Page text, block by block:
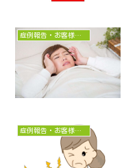
症例報告・お客様の声
症例報告・お客様の声